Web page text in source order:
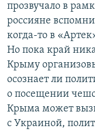
прозвучало в
россияне
когда-то в
Но пока край
Крыму
осознает ли
о посещении
Крыма может
с Украиной,